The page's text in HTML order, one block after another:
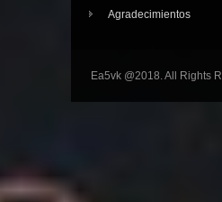
Agradecimientos
Ea5vk @2018. All Rights